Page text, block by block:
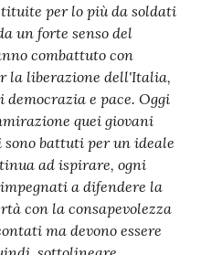
per lo più da soldati
un forte senso del
combattuto con
la liberazione dell'Italia,
e pace. Oggi
quei giovani
sono battuti per un ideale
ad ispirare, ogni
a difendere la
con la consapevolezza
ma devono essere